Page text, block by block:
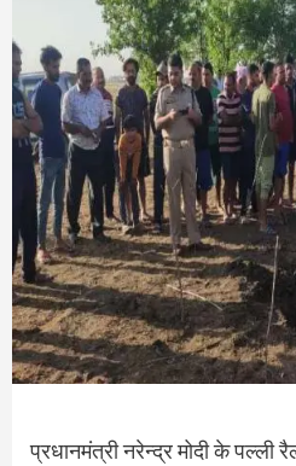
प्रधानमंत्री नरेन्द्र मोदी के